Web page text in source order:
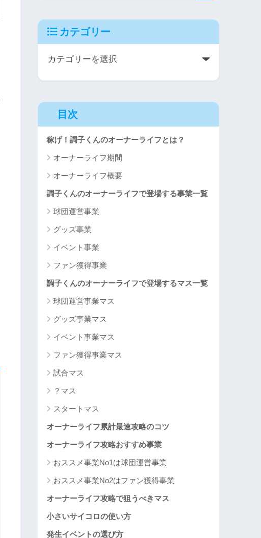
カテゴリー
目次
稼げ！調子くんのオーナーライフとは？
オーナーライフ期間
オーナーライフ概要
調子くんのオーナーライフで登場する事業一覧
球団運営事業
グッズ事業
イベント事業
ファン獲得事業
調子くんのオーナーライフで登場するマス一覧
球団運営事業マス
グッズ事業マス
イベント事業マス
ファン獲得事業マス
試合マス
？マス
スタートマス
オーナーライフ累計最速攻略のコツ
オーナーライフ攻略おすすめ事業
おススメ事業No1は球団運営事業
おススメ事業No2はファン獲得事業
オーナーライフ攻略で狙うべきマス
小さいサイコロの使い方
発生イベントの選び方